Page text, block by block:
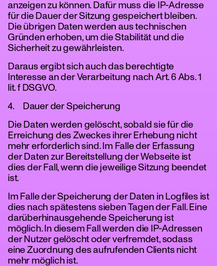
anzeigen zu können. Dafür muss die IP-Adresse
für die Dauer der Sitzung gespeichert bleiben.
Die übrigen Daten werden aus technischen
Gründen erhoben, um die Stabilität und die
Sicherheit zu gewährleisten.
Daraus ergibt sich auch das berechtigte
Interesse an der Verarbeitung nach Art. 6 Abs. 1
lit. f DSGVO.
4. Dauer der Speicherung
Die Daten werden gelöscht, sobald sie für die
Erreichung des Zweckes ihrer Erhebung nicht
mehr erforderlich sind. Im Falle der Erfassung
der Daten zur Bereitstellung der Webseite ist
dies der Fall, wenn die jeweilige Sitzung beendet
ist.
Im Falle der Speicherung der Daten in Logfiles ist
dies nach spätestens sieben Tagen der Fall. Eine
darüberhinausgehende Speicherung ist
möglich. In diesem Fall werden die IP-Adressen
der Nutzer gelöscht oder verfremdet, sodass
eine Zuordnung des aufrufenden Clients nicht
mehr möglich ist.